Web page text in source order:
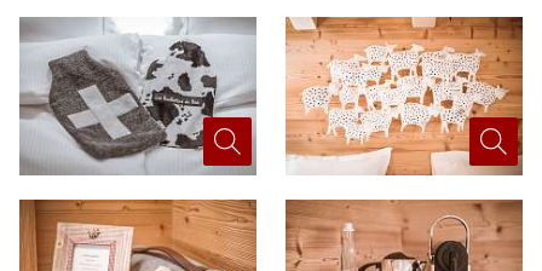
Région Chablais
Evénements